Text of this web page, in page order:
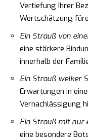
Vertiefung Ihrer
Wertschätzung
Ein Strauß von
eine stärkere
innerhalb der
Ein Strauß welker
Erwartungen in
Vernachlässigung
Ein Strauß mit nur
eine besondere